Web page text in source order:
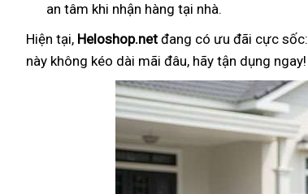
an tâm khi nhận hàng tại nhà.
Hiện tại, Heloshop.net đang có ưu đãi cực sốc:
này không kéo dài mãi đâu, hãy tận dụng ngay!